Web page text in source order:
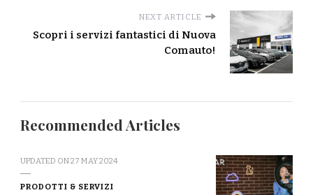
NEXT ARTICLE
Scopri i servizi fantastici di Nuova
Comauto!
Recommended Articles
UPDATED ON27 MAY 2024
PRODOTTI & SERVIZI